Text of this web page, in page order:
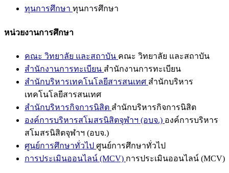
ทุนการศึกษา ทุนการศึกษา
หน่วยงานการศึกษา
คณะ วิทยาลัย และสถาบัน คณะ วิทยาลัย และสถาบัน
สำนักงานการทะเบียน สำนักงานการทะเบียน
สำนักบริหารเทคโนโลยีสารสนเทศ สำนักบริหาร
เทคโนโลยีสารสนเทศ
สำนักบริหารกิจการนิสิต สำนักบริหารกิจการนิสิต
องค์การบริหารสโมสรนิสิตจุฬาฯ (อบจ.) องค์การบริหาร
สโมสรนิสิตจุฬาฯ (อบจ.)
ศูนย์การศึกษาทั่วไป ศูนย์การศึกษาทั่วไป
การประเมินออนไลน์ (MCV) การประเมินออนไลน์ (MCV)